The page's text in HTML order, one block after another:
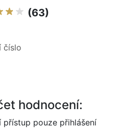
(63)
číslo
hodnocení:
přístup pouze přihlášení